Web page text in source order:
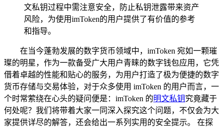
文私钥过程中需注意安全，防止私钥泄露带来资产
风险，为使用imToken的用户提供了有价值的参考
和指导。
在当今蓬勃发展的数字货币领域中，imToken 宛如一颗璀
璨的明星，作为一款备受广大用户青睐的数字钱包应用，它凭
借着卓越的性能和贴心的服务，为用户打造了极为便捷的数字
货币存储与交易体验，对于众多使用 imToken 的用户而言，一
个时常萦绕在心头的疑问便是：imToken 的明文私钥究竟藏于
何处呢？我们将带着大家一同深入探究这个问题，不仅会为大
家提供详尽的解答，还会给出一系列实用的安全提示。 在探